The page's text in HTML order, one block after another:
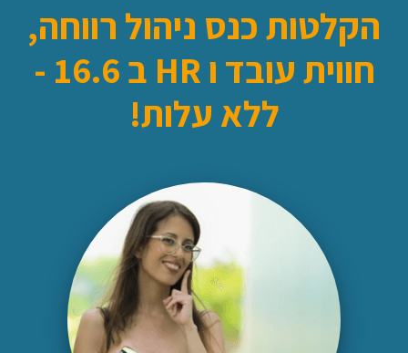
הקלטות כנס ניהול רווחה,
חווית עובד ו HR ב 16.6 -
ללא עלות!